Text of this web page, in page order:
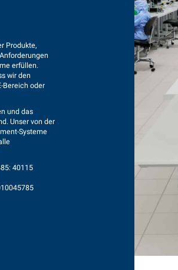
Produkte,
erfüllen.
wir den
Bereich oder
und das
Unser von der
Systeme
40115